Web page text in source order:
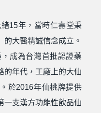
15年，當時仁壽堂秉
大醫精誠信念成立。
成為台灣首批認證藥
的年代，工廠上的大仙
於2016年仙桃牌提供
一支漢方功能性飲品仙